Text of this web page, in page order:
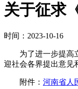
关于征求
时间：2023-10-16
为了进一步提高立
迎社会各界提出意见
附件： 河南省人